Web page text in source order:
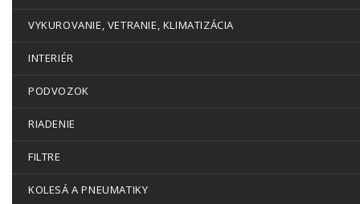
VYKUROVANIE, VETRANIE, KLIMATIZÁCIA
INTERIÉR
PODVOZOK
RIADENIE
FILTRE
KOLESÁ A PNEUMATIKY